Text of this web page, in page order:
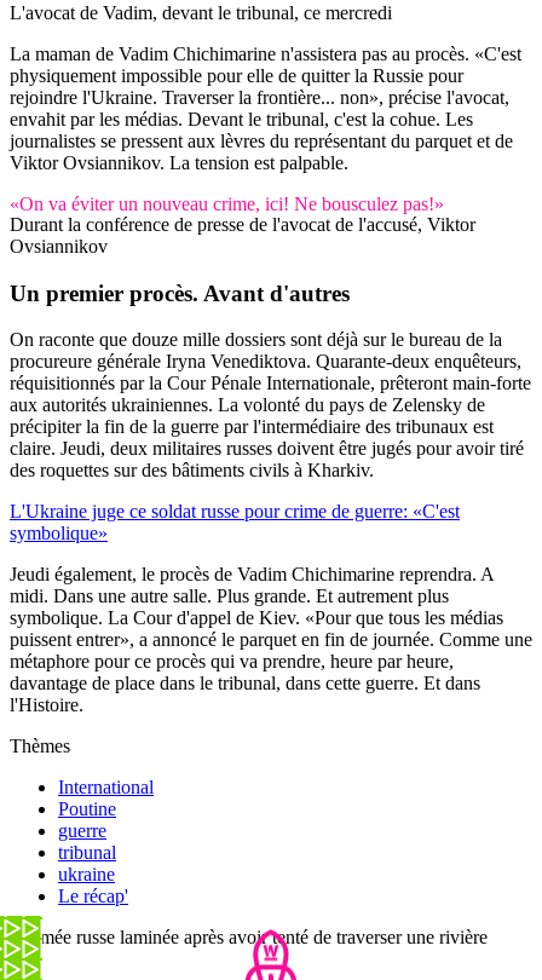
L'avocat de Vadim, devant le tribunal, ce mercredi
La maman de Vadim Chichimarine n'assistera pas au procès. «C'est
physiquement impossible pour elle de quitter la Russie pour
rejoindre l'Ukraine. Traverser la frontière... non», précise l'avocat,
envahit par les médias. Devant le tribunal, c'est la cohue. Les
journalistes se pressent aux lèvres du représentant du parquet et de
Viktor Ovsiannikov. La tension est palpable.
«On va éviter un nouveau crime, ici! Ne bousculez pas!»
Durant la conférence de presse de l'avocat de l'accusé, Viktor
Ovsiannikov
Un premier procès. Avant d'autres
On raconte que douze mille dossiers sont déjà sur le bureau de la
procureure générale Iryna Venediktova. Quarante-deux enquêteurs,
réquisitionnés par la Cour Pénale Internationale, prêteront main-forte
aux autorités ukrainiennes. La volonté du pays de Zelensky de
précipiter la fin de la guerre par l'intermédiaire des tribunaux est
claire. Jeudi, deux militaires russes doivent être jugés pour avoir tiré
des roquettes sur des bâtiments civils à Kharkiv.
L'Ukraine juge ce soldat russe pour crime de guerre: «C'est
symbolique»
Jeudi également, le procès de Vadim Chichimarine reprendra. A
midi. Dans une autre salle. Plus grande. Et autrement plus
symbolique. La Cour d'appel de Kiev. «Pour que tous les médias
puissent entrer», a annoncé le parquet en fin de journée. Comme une
métaphore pour ce procès qui va prendre, heure par heure,
davantage de place dans le tribunal, dans cette guerre. Et dans
l'Histoire.
Thèmes
International
Poutine
guerre
tribunal
ukraine
Le récap'
L'armée russe laminée après avoir tenté de traverser une rivière